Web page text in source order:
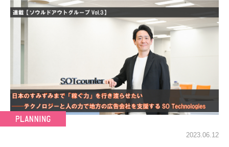
2023.06.12